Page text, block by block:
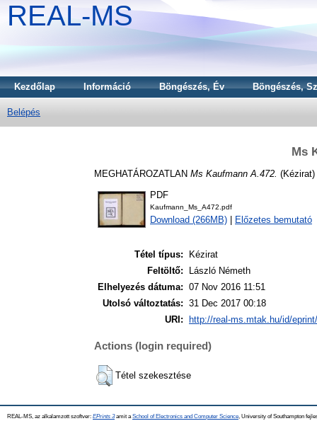
REAL-MS
Kezdőlap Információ Böngészés, Év Böngészés,
Belépés
Ms
MEGHATÁROZATLAN Ms Kaufmann A.472. (Kézirat)
PDF
Kaufmann_Ms_A472.pdf
Download (266MB) Előzetes bemutató
Tétel típus:
Kézirat
Feltöltő:
László Németh
Elhelyezés dátuma: 07 Nov 2016 11:51
Utolsó változtatás: 31 Dec 2017 00:18
URI:
http://real-ms.mtak.hu/id/
Actions (login required)
Tétel szekesztése
REAL-MS, az alkalamzott szoftver: EPrints 3amit a School of Electronics and Computer Science , University of Southampton